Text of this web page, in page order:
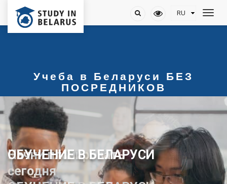
Учеба в Беларуси БЕЗ
ПОСРЕДНИКОВ
ОБУЧЕНИЕ В БЕЛАРУСИ